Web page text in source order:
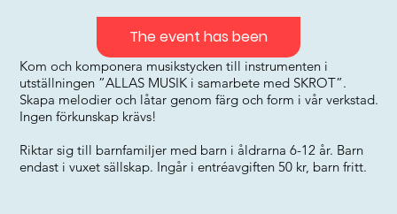
Kom och komponera musikstycken till instrumenten i
utställningen ”ALLAS MUSIK i samarbete med SKROT”.
Skapa melodier och låtar genom färg och form i vår verkstad.
Ingen förkunskap krävs!
Riktar sig till barnfamiljer med barn i åldrarna 6-12 år. Barn
endast i vuxet sällskap. Ingår i entréavgiften 50 kr, barn fritt.
The event has been